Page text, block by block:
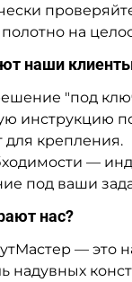
на
наши
"под
инструкцию
для крепления.
—
под ваши
нас?
— это
надувных